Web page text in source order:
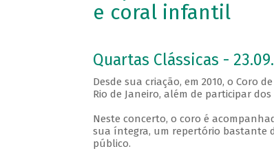
e coral infantil
Quartas Clássicas -
Desde sua criação, em 2010, o Coro
Rio de Janeiro, além de participar
Neste concerto, o coro é
sua íntegra, um repertório bastante
público.